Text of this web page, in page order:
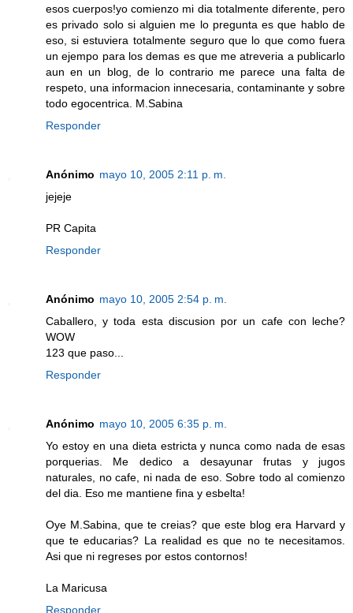
esos cuerpos!yo comienzo mi dia totalmente diferente, pero
es privado solo si alguien me lo pregunta es que hablo de
eso, si estuviera totalmente seguro que lo que como fuera
un ejempo para los demas es que me atreveria a publicarlo
aun en un blog, de lo contrario me parece una falta de
respeto, una informacion innecesaria, contaminante y sobre
todo egocentrica. M.Sabina
Responder
Anónimo mayo 10, 2005 2:11 p. m.
jejeje
PR Capita
Responder
Anónimo mayo 10, 2005 2:54 p. m.
Caballero, y toda esta discusion por un cafe con leche?
WOW
123 que paso...
Responder
Anónimo mayo 10, 2005 6:35 p. m.
Yo estoy en una dieta estricta y nunca como nada de esas
porquerias. Me dedico a desayunar frutas y jugos
naturales, no cafe, ni nada de eso. Sobre todo al comienzo
del dia. Eso me mantiene fina y esbelta!
Oye M.Sabina, que te creias? que este blog era Harvard y
que te educarias? La realidad es que no te necesitamos.
Asi que ni regreses por estos contornos!
La Maricusa
Responder